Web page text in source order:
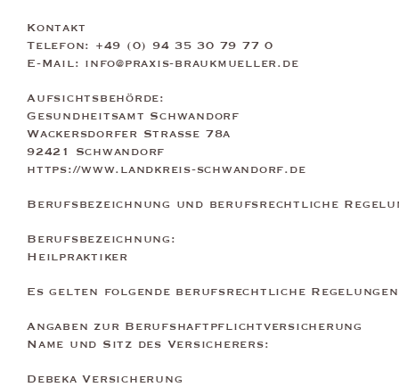
Kontakt
Telefon: +49 (0) 94 35 30 79 77 0
E-Mail: info@praxis-braukmueller.de
Aufsichtsbehörde:
Gesundheitsamt Schwandorf
Wackersdorfer Straße 78a
92421 Schwandorf
https://www.landkreis-schwandorf.de
Berufsbezeichnung und berufsrechtliche
Berufsbezeichnung:
Heilpraktiker
Es gelten folgende berufsrechtliche
Angaben zur Berufshaftpflichtversicherung
Name und Sitz des Versicherers:
Debeka Versicherung